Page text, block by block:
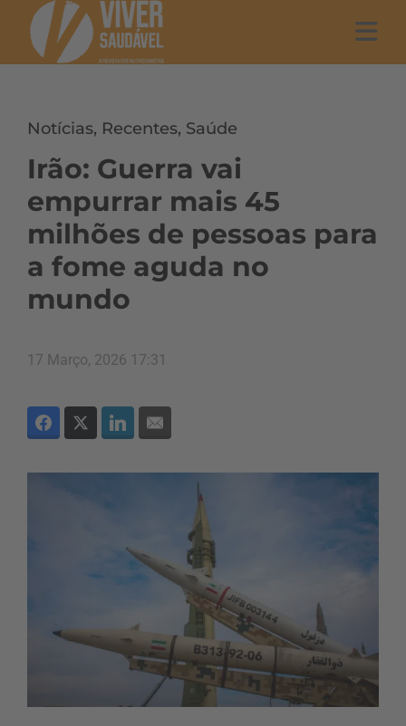
Notícias, Recentes, Saúde
Irão: Guerra vai
empurrar mais 45
milhões de pessoas para
a fome aguda no
mundo
17 Março, 2026 17:31